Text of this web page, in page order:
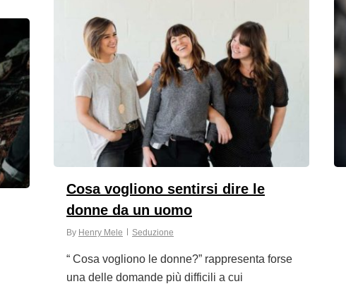
Cosa vogliono sentirsi dire le
donne da un uomo
By Henry Mele Seduzione
“ Cosa vogliono le donne?” rappresenta forse
una delle domande più difficili a cui